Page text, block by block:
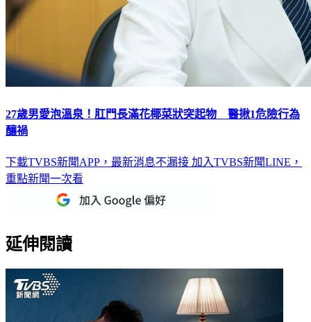
釀禍
重點新聞一次看